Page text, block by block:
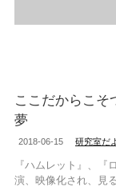
ここだからこそ
夢
2018-06-15 研究室だ
『ハムレット』、『
演、映像化され、見